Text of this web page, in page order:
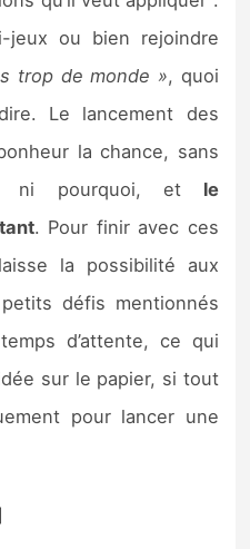
jeux ou bien rejoindre
trop de monde », quoi
Le lancement des
la chance, sans
ni pourquoi, et le
. Pour finir avec ces
laisse la possibilité aux
défis mentionnés
d’attente, ce qui
sur le papier, si tout
pour lancer une